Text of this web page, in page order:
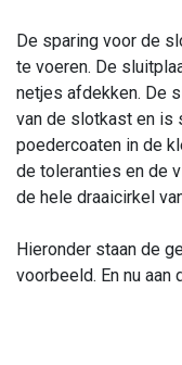
De sparing voor de
te voeren. De
netjes afdekken. De
van de slotkast en is
poedercoaten in de
de toleranties en de
de hele draaicirkel
Hieronder staan de
voorbeeld. En nu aan